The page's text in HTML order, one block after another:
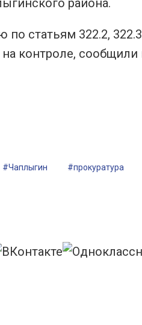
по статьям 322.2,
контроле,
#Чаплыгин #прокуратура